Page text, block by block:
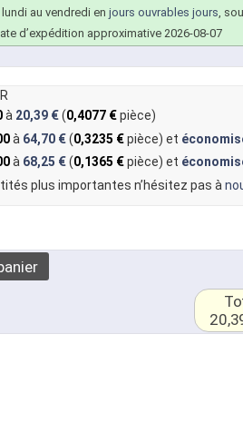
lundi au vendredi enjours ouvrables jours,
d’expédition approximative 2026-08-07
à 20,39 €(0,4077 €pièce)
à 64,70 €(0,3235 €pièce) et
à 68,25 €(0,1365 €pièce) et
plus importantes n’hésitez pas à